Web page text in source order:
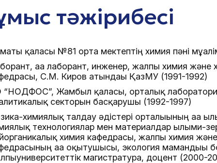
тәжірибесі
қаласы №81 орта мектептің химия пәні
аға лаборант, инженер, жалпы химия және
С.М. Киров атындағы ҚазМУ (1991-1992)
“НОДФОС”, Жамбыл қаласы, орталық
секторын басқарушы (1992-1997)
химиялық талдау әдістері орталығының аға
технологиялар мен материалдар ғылыми-
химия кафедрасы, жалпы химия
аға оқытушысы, экология мамандығы
магистратура, доцент (2000-